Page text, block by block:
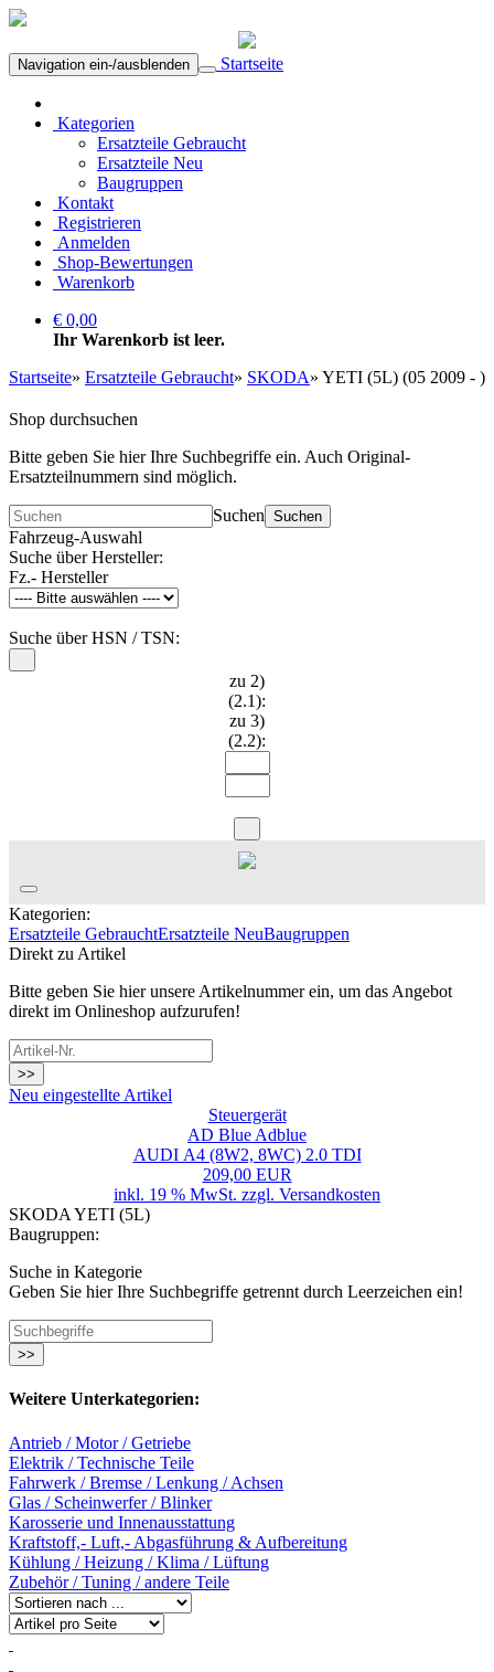
Navigation ein-/ausblenden Startseite
Kategorien
Ersatzteile Gebraucht
Ersatzteile Neu
Baugruppen
Kontakt
Registrieren
Anmelden
Shop-Bewertungen
Warenkorb
€ 0,00
Ihr Warenkorb ist leer.
Startseite» Ersatzteile Gebraucht» SKODA» YETI (5L) (05 2009 - )
Shop durchsuchen
Bitte geben Sie hier Ihre Suchbegriffe ein. Auch Original-
Ersatzteilnummern sind möglich.
Suchen Suchen
Fahrzeug-Auswahl
Suche über Hersteller:
Fz.- Hersteller
Suche über HSN / TSN:
zu 2)
(2.1):
zu 3)
(2.2):
Kategorien:
Ersatzteile GebrauchtErsatzteile NeuBaugruppen
Direkt zu Artikel
Bitte geben Sie hier unsere Artikelnummer ein, um das Angebot
direkt im Onlineshop aufzurufen!
>>
Neu eingestellte Artikel
Steuergerät
AD Blue Adblue
AUDI A4 (8W2, 8WC) 2.0 TDI
209,00 EUR
inkl. 19 % MwSt. zzgl. Versandkosten
SKODA YETI (5L)
Baugruppen:
Suche in Kategorie
Geben Sie hier Ihre Suchbegriffe getrennt durch Leerzeichen ein!
>>
Weitere Unterkategorien:
Antrieb / Motor / Getriebe
Elektrik / Technische Teile
Fahrwerk / Bremse / Lenkung / Achsen
Glas / Scheinwerfer / Blinker
Karosserie und Innenausstattung
Kraftstoff,- Luft,- Abgasführung & Aufbereitung
Kühlung / Heizung / Klima / Lüftung
Zubehör / Tuning / andere Teile